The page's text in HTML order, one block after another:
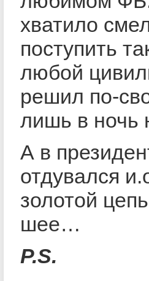
хватило
поступить
любой
решил по-
лишь в ночь
А в
отдувался
золотой
шее…
P.S.